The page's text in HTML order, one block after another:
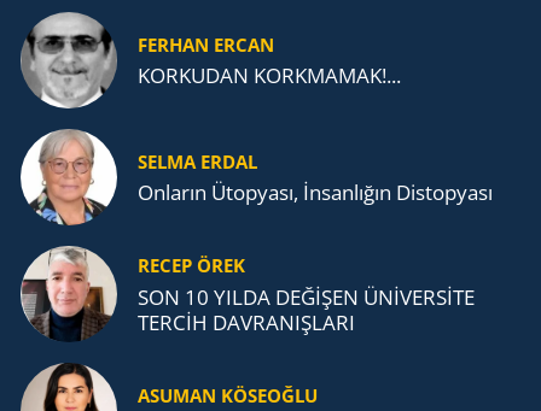
FERHAN ERCAN
KORKUDAN KORKMAMAK!...
SELMA ERDAL
Onların Ütopyası, İnsanlığın Distopyası
RECEP ÖREK
SON 10 YILDA DEĞİŞEN ÜNİVERSİTE
TERCİH DAVRANIŞLARI
ASUMAN KÖSEOĞLU